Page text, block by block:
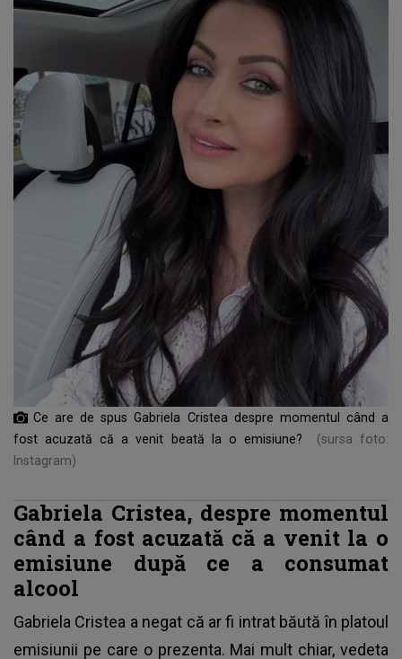
Ce are de spus Gabriela Cristea despre momentul când a
fost acuzată că a venit beată la o emisiune?
(sursa foto:
Instagram)
Gabriela Cristea, despre momentul
când a fost acuzată că a venit la o
emisiune după ce a consumat
alcool
Gabriela Cristea a negat că ar fi intrat băută în platoul
emisiunii pe care o prezenta. Mai mult chiar, vedeta